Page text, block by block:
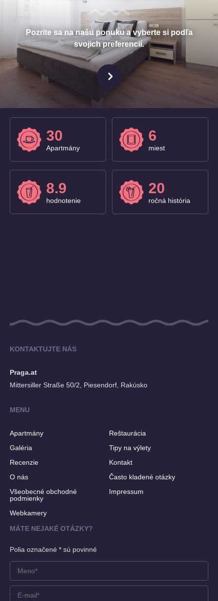
Pozrite sa na našu ponuku a vyberte si podľa
svojich preferencií.
30
Apartmány
6
miest
8.9
hodnotenie
20
ročná história
KONTAKTUJTE NÁS
Praga.at
Mittersiller Straße 50/2, Piesendorf, Rakúsko
MENU
Apartmány
Reštaurácia
Galéria
Tipy na výlety
Recenzie
Kontakt
O nás
Často kladené otázky
Všeobecné obchodné
podmienky
Impressum
Webkamery
MÁTE NEJAKÉ OTÁZKY?
Polia označené * sú povinné